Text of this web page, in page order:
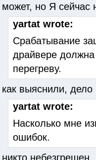
может, но Я сейчас
yartat wrote:
Срабатывание
драйвере
перегреву.
как выяснили, дело
yartat wrote:
Насколько мне
ошибок.
никто небезгрешен.